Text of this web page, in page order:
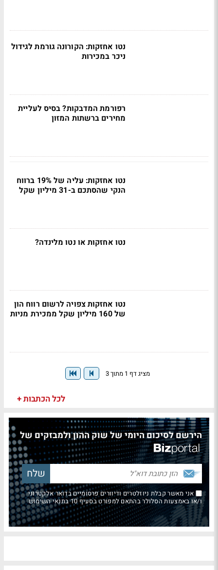
נטו אחזקות: הקורונה גורמת לגידול
ניכר במכירות
רפורמת המדבקות? בסיס לעליית
מחירים ברשתות המזון
נטו אחזקות: עליה של 19% ברווח
הנקי שהסתכם ב-31 מיליון שקל
נטו אחזקות או נטו מלינדה?
נטו אחזקות צפויה לרשום רווח הון
של 160 מיליון שקל ממכירת מניות
מציג דף 1 מתוך 3
לכל הכתבות +
הירשם לסיכום היומי של שוק ההון ולמבזקים של
אני מאשר קבלת ניוזלטרים ודיוורים פרסומיים בדואר אלקטרוני
ו/או באמצעות הסלולר בהתאם למפורט בסעיף 10 בתנאי השימוש